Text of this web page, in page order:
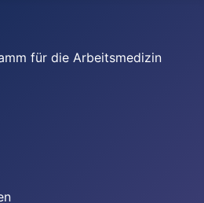
für die Arbeitsmedizin